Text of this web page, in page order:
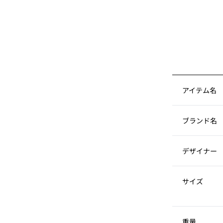
アイテム名
ブランド名
デザイナー
サイズ